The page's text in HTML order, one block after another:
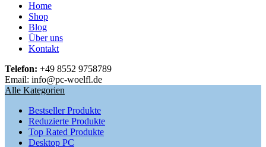
Home
Shop
Blog
Über uns
Kontakt
Telefon: +49 8552 9758789
Email: info@pc-woelfl.de
Alle Kategorien
Bestseller Produkte
Reduzierte Produkte
Top Rated Produkte
Desktop PC